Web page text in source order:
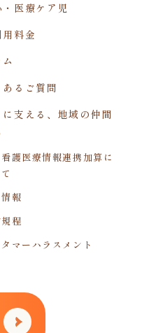
・医療ケア児
用料金
あるご質問
に支える、地域の仲間
護医療情報連携加算に
報
程
マーハラスメント